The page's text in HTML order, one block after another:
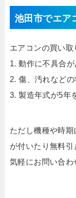
池田市でエア
エアコンの買い取
1. 動作に不具合
2. 傷、汚れなど
3. 製造年式が5年
ただし機種や時
が付いたり無料
気軽にお問い合わ